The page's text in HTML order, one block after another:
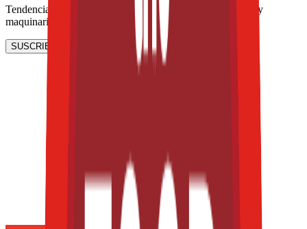
Tendencias en materiales sostenibles, diseño de empaques y
maquinaria para envasado.
SUSCRIBIRME AHORA